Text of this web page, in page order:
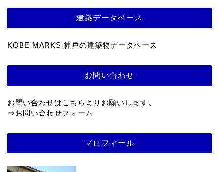
建築データベース
KOBE MARKS 神戸の建築物データベース
お問い合わせ
お問い合わせはこちらよりお願いします。
⇒お問い合わせフォーム
プロフィール